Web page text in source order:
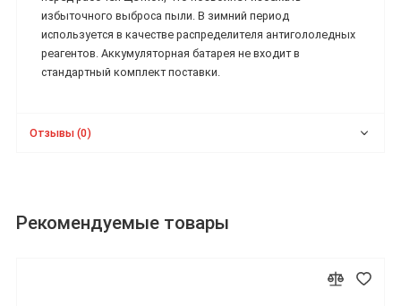
избыточного выброса пыли. В зимний период
используется в качестве распределителя антигололедных
реагентов. Аккумуляторная батарея не входит в
стандартный комплект поставки.
Отзывы (0)
Рекомендуемые товары